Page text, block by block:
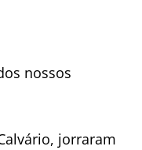
nossos
jorraram